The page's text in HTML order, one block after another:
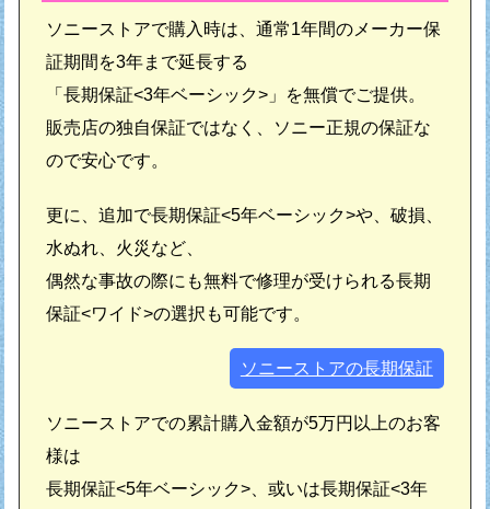
ソニーストアで購入時は、通常1年間のメーカー保
証期間を3年まで延長する
「長期保証<3年ベーシック>」を無償でご提供。
販売店の独自保証ではなく、ソニー正規の保証な
ので安心です。
更に、追加で長期保証<5年ベーシック>や、破損、
水ぬれ、火災など、
偶然な事故の際にも無料で修理が受けられる長期
保証<ワイド>の選択も可能です。
ソニーストアの長期保証
ソニーストアでの累計購入金額が5万円以上のお客
様は
長期保証<5年ベーシック>、或いは長期保証<3年